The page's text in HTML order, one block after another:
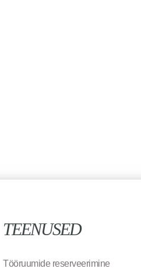
TEENUSED
Tööruumide reserveerimine